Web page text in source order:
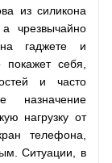
из силикона
чрезвычайно
на гаджете и
покажет себя,
и часто
назначение
нагрузку от
телефона,
Ситуации, в